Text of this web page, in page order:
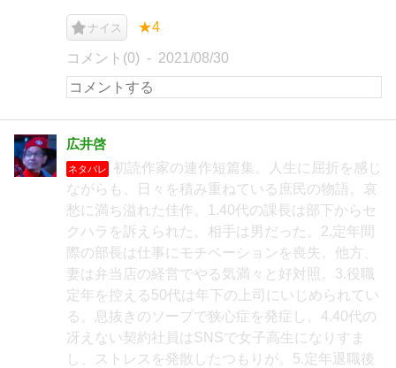
ナイス ★4
コメント(0) 2021/08/30
広井啓
ネタバレ
初読作家の連作短篇集。人生に屈折を感じ
ながらも、日々を積み重ねている庶民の物語。哀
愁に満ち溢れた佳作。1.40代の課長は部下からセ
クハラを訴えられた。相手は男だった。2.定年間
際の部長は仕事にモチベーションを喪失。他方、
妻は弁当店の経営でやる気満々と好対照。3.役職
定年を控える50代は年下の上司にいじめられてい
る。息抜きのソープで狭心症を発症し。4.40代の
冴えない契約社員はSNSで女子高生になりすま
し、ストレスを発散したつもりが。5.定年退職後